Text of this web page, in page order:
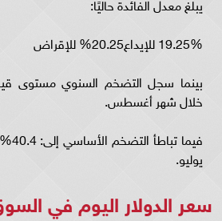
19.25% للإيداع20.25% للإقراض
خلال شهر أغسطس.
يوليو.
سعر الدولار اليوم في